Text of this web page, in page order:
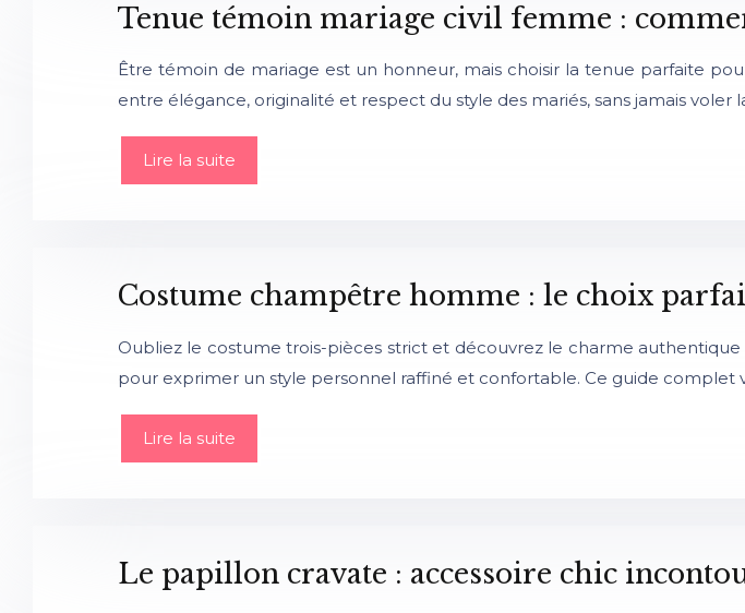
Tenue témoin mariage civil femme :
Être témoin de mariage est un honneur, mais choisir la tenue parfaite
entre élégance, originalité et respect du style des mariés, sans jamais voler
Lire la suite
Costume champêtre homme : le choix
Oubliez le costume trois-pièces strict et découvrez le charme
pour exprimer un style personnel raffiné et confortable. Ce guide complet
Lire la suite
Le papillon cravate : accessoire chic